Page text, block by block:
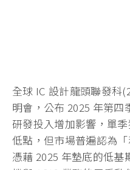
全球 IC 設計龍頭聯發科
明會，公布 2025 年第
研發投入增加影響，單
低點，但市場普遍認為
憑藉 2025 年墊底的低基